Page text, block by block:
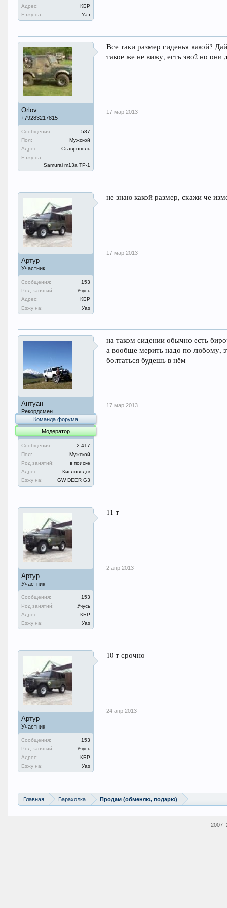
Адрес:
КБР
Езжу на:
Уаз
Orlov
+79283217815
Сообщения:
587
Пол:
Мужской
Адрес:
Ставрополь
Езжу на:
Samurai m13a ТР-1
Все таки размер сиденья какой?
такое же не вижу, есть эво2 но
17 мар 2013
Артур
Участник
Сообщения:
153
Род занятий:
Учусь
Адрес:
КБР
Езжу на:
Уаз
не знаю какой размер, скажи че
17 мар 2013
Антуан
Рекордсмен
Команда форума
Модератор
Сообщения:
2.417
Пол:
Мужской
Род занятий:
в поиске
Адрес:
Кисловодск
Езжу на:
GW DEER G3
на таком сидении обычно есть
а вообще мерить надо по любому,
болтаться будешь в нём
17 мар 2013
Артур
Участник
Сообщения:
153
Род занятий:
Учусь
Адрес:
КБР
Езжу на:
Уаз
11 т
2 апр 2013
Артур
Участник
Сообщения:
153
Род занятий:
Учусь
Адрес:
КБР
Езжу на:
Уаз
10 т срочно
24 апр 2013
Главная Барахолка Продам (обменяю, подарю)
2007–